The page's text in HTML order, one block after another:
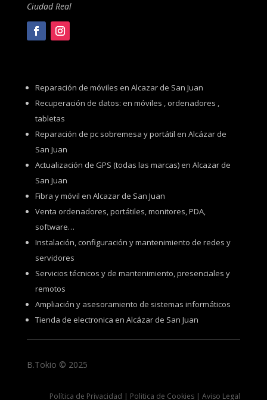
Ciudad Real
Reparación de móviles en Alcazar de San Juan
Recuperación de datos: en móviles , ordenadores ,
tabletas
Reparación de pc sobremesa y portátil en Alcázar de
San Juan
Actualización de GPS (todas las marcas) en Alcazar de
San Juan
Fibra y móvil en Alcazar de San Juan
Venta ordenadores, portátiles, monitores, PDA,
software…
Instalación, configuración y mantenimiento de redes y
servidores
Servicios técnicos y de mantenimiento, presenciales y
remotos
Ampliación y asesoramiento de sistemas informáticos
Tienda de electronica en Alcázar de San Juan
B.Tokio © 2025
Política de Privacidad | Politica de Cookies |Aviso Legal